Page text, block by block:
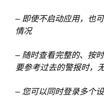
– 即使不启动应用，也
情况
– 随时查看完整的、按
要参考过去的警报时，
– 您可以同时登录多个